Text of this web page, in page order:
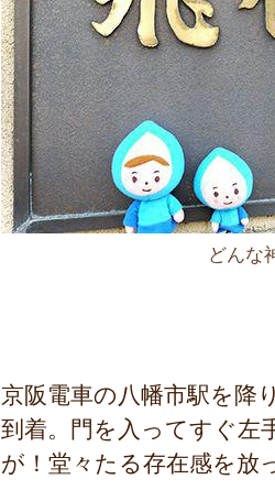
どんな
京阪電車の八幡市駅を降
到着。門を入ってすぐ左
が！堂々たる存在感を放